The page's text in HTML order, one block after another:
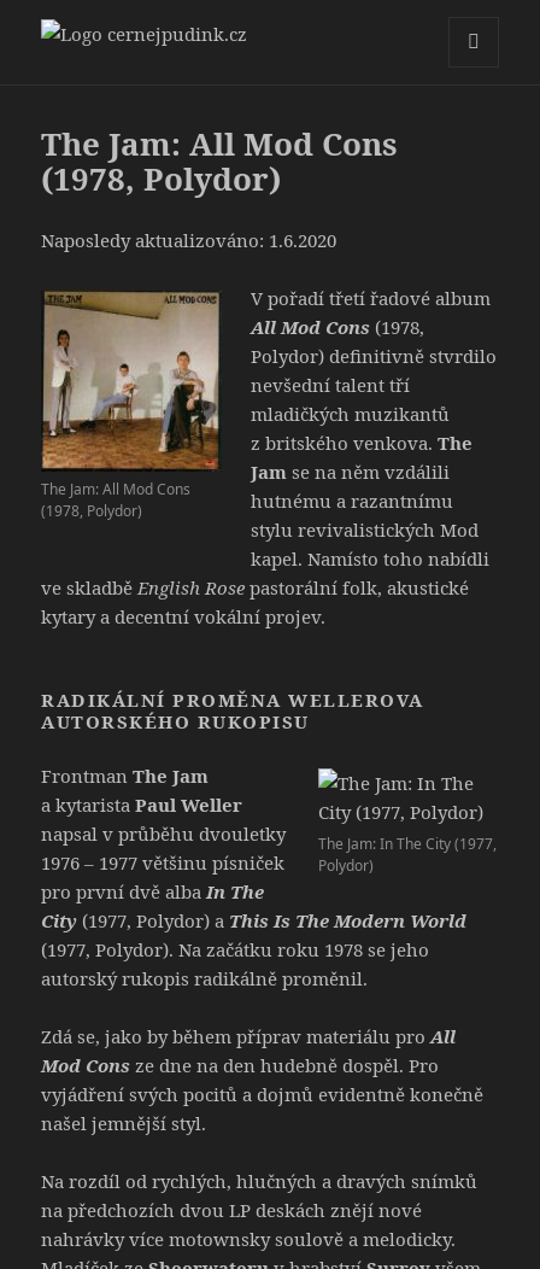
The Jam: All Mod Cons
(1978, Polydor)
Naposledy aktualizováno: 1.6.2020
The Jam: All Mod Cons
(1978, Polydor)
V pořadí třetí řadové album
All Mod Cons (1978,
Polydor) definitivně stvrdilo
nevšední talent tří
mladičkých muzikantů
z britského venkova.The
Jam se na něm vzdálili
hutnému a razantnímu
stylu revivalistických Mod
kapel. Namísto toho nabídli
ve skladběEnglish Rose pastorální folk, akustické
kytary a decentní vokální projev.
RADIKÁLNÍ PROMĚNA WELLEROVA
AUTORSKÉHO RUKOPISU
The Jam: In The City (1977,
Polydor)
FrontmanThe Jam
a kytaristaPaul Weller
napsal v průběhu dvouletky
1976 – 1977 většinu písniček
pro první dvě albaIn The
City (1977, Polydor) a This Is The Modern World
(1977, Polydor). Na začátku roku 1978 se jeho
autorský rukopis radikálně proměnil.
Zdá se, jako by během příprav materiálu proAll
Mod Cons ze dne na den hudebně dospěl. Pro
vyjádření svých pocitů a dojmů evidentně konečně
našel jemnější styl.
Na rozdíl od rychlých, hlučných a dravých snímků
na předchozích dvou LP deskách znějí nové
nahrávky více motownsky soulově a melodicky.